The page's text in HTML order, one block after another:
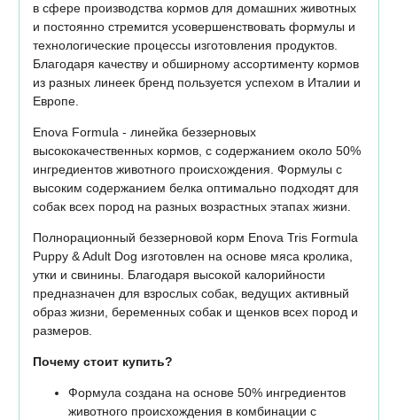
в сфере производства кормов для домашних животных
и постоянно стремится усовершенствовать формулы и
технологические процессы изготовления продуктов.
Благодаря качеству и обширному ассортименту кормов
из разных линеек бренд пользуется успехом в Италии и
Европе.
Enova Formula - линейка беззерновых
высококачественных кормов, с содержанием около 50%
ингредиентов животного происхождения. Формулы с
высоким содержанием белка оптимально подходят для
собак всех пород на разных возрастных этапах жизни.
Полнорационный беззерновой корм Enova Tris Formula
Puppy & Adult Dog изготовлен на основе мяса кролика,
утки и свинины. Благодаря высокой калорийности
предназначен для взрослых собак, ведущих активный
образ жизни, беременных собак и щенков всех пород и
размеров.
Почему стоит купить?
Формула создана на основе 50% ингредиентов
животного происхождения в комбинации с